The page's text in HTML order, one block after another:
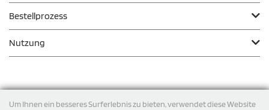
Um Ihnen ein besseres Surferlebnis zu bieten, verwendet diese Website
Bestellprozess
Nutzung